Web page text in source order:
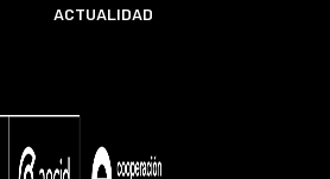
ACTUALIDAD